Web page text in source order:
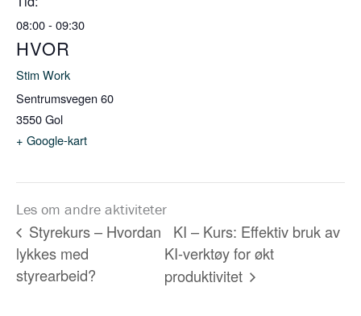
08:00 - 09:30
HVOR
Stim Work
Sentrumsvegen 60
3550Gol
+ Google-kart
Les om andre aktiviteter
Styrekurs – Hvordan
lykkes med
styrearbeid?
KI – Kurs: Effektiv bruk av
KI-verktøy for økt
produktivitet